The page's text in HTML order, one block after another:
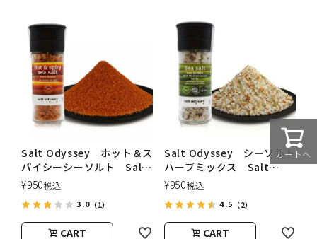
Salt Odyssey ホット＆ス
パイシーシーソルト Salt
Odyssey（ソルトオデッセ
¥950税込
3.0 （1）
CART
Salt Odyssey シーソルト
ハーブミックス Salt
Odyssey（ソルトオデッセ
¥950税込
4.5 （2）
CART
カートへ